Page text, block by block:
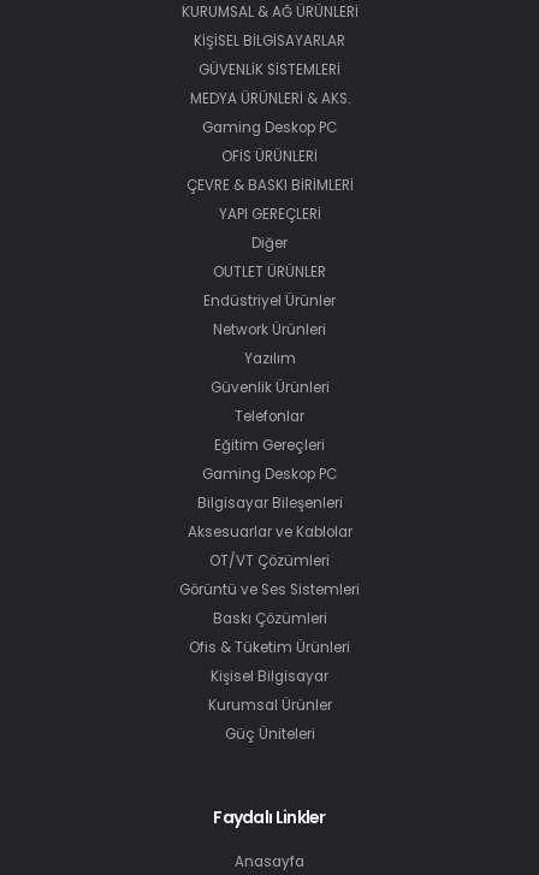
KURUMSAL & AĞ ÜRÜNLERİ
KİŞİSEL BİLGİSAYARLAR
GÜVENLİK SİSTEMLERİ
MEDYA ÜRÜNLERİ & AKS.
Gaming Deskop PC
OFİS ÜRÜNLERİ
ÇEVRE & BASKI BİRİMLERİ
YAPI GEREÇLERİ
Diğer
OUTLET ÜRÜNLER
Endüstriyel Ürünler
Network Ürünleri
Yazılım
Güvenlik Ürünleri
Telefonlar
Eğitim Gereçleri
Gaming Deskop PC
Bilgisayar Bileşenleri
Aksesuarlar ve Kablolar
OT/VT Çözümleri
Görüntü ve Ses Sistemleri
Baskı Çözümleri
Ofis & Tüketim Ürünleri
Kişisel Bilgisayar
Kurumsal Ürünler
Güç Üniteleri
Faydalı Linkler
Anasayfa